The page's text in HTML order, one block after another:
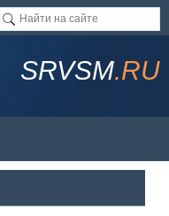
SRVSM.RU